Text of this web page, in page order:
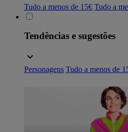
Tudo a menos de 15€ Tudo a
Tendências e sugestões
Personagens Tudo a menos de